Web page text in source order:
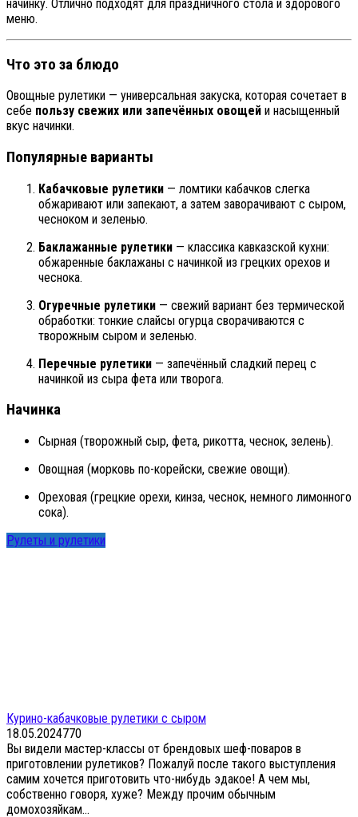
начинку. Отлично подходят для праздничного стола и здорового
меню.
Что это за блюдо
Овощные рулетики — универсальная закуска, которая сочетает в
себе пользу свежих или запечённых овощей и насыщенный
вкус начинки.
Популярные варианты
Кабачковые рулетики — ломтики кабачков слегка
обжаривают или запекают, а затем заворачивают с сыром,
чесноком и зеленью.
Баклажанные рулетики — классика кавказской кухни:
обжаренные баклажаны с начинкой из грецких орехов и
чеснока.
Огуречные рулетики — свежий вариант без термической
обработки: тонкие слайсы огурца сворачиваются с
творожным сыром и зеленью.
Перечные рулетики — запечённый сладкий перец с
начинкой из сыра фета или творога.
Начинка
Сырная (творожный сыр, фета, рикотта, чеснок, зелень).
Овощная (морковь по-корейски, свежие овощи).
Ореховая (грецкие орехи, кинза, чеснок, немного лимонного
сока).
Рулеты и рулетики
Курино-кабачковые рулетики с сыром
18.05.2024770
Вы видели мастер-классы от брендовых шеф-поваров в
приготовлении рулетиков? Пожалуй после такого выступления
самим хочется приготовить что-нибудь эдакое! А чем мы,
собственно говоря, хуже? Между прочим обычным
домохозяйкам...